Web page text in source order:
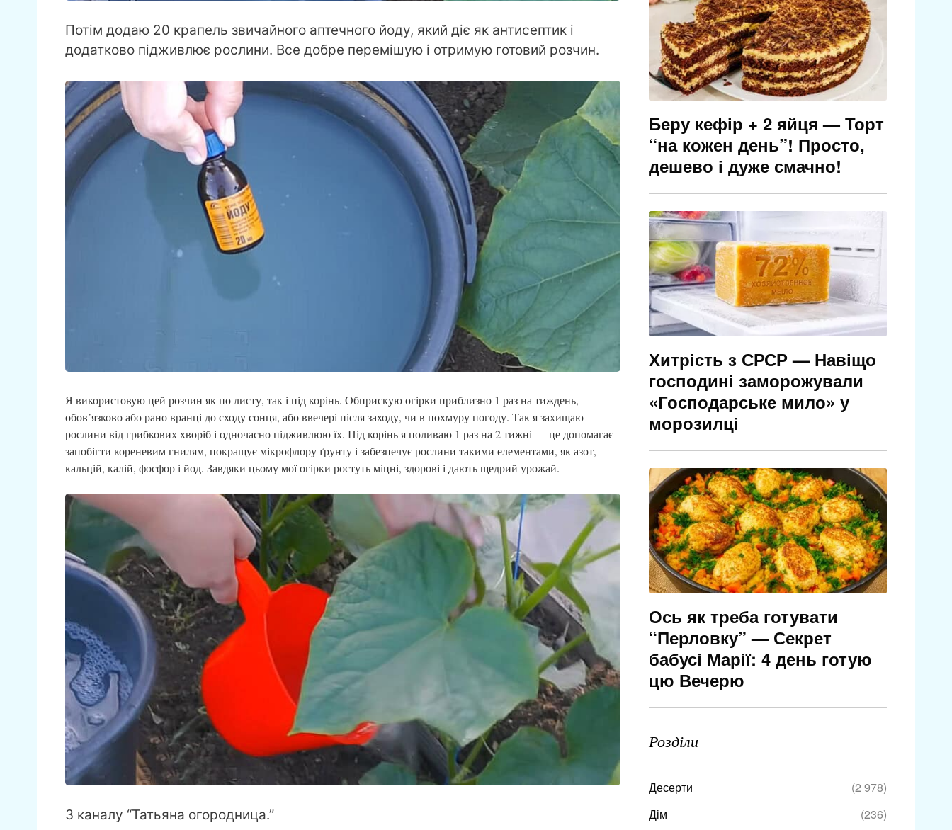
Потім додаю 20 крапель звичайного аптечного йоду, який діє як антисептик і
додатково підживлює рослини. Все добре перемішую і отримую готовий розчин.
Я використовую цей розчин як по листу, так і під корінь. Обприскую огірки приблизно 1 раз на тиждень,
обов’язково або рано вранці до сходу сонця, або ввечері після заходу, чи в похмуру погоду. Так я захищаю
рослини від грибкових хворіб і одночасно підживлюю їх. Під корінь я поливаю 1 раз на 2 тижні — це допомагає
запобігти кореневим гнилям, покращує мікрофлору ґрунту і забезпечує рослини такими елементами, як азот,
кальцій, калій, фосфор і йод. Завдяки цьому мої огірки ростуть міцні, здорові і дають щедрий урожай.
З каналу “Татьяна огородница.”
Беру кефір + 2 яйця — Торт
“на кожен день”! Просто,
дешево і дуже смачно!
Хитрість з СРСР — Навіщо
господині заморожували
«Господарське мило» у
морозилці
Ось як треба готувати
“Перловку” — Секрет
бабусі Марії: 4 день готую
цю Вечерю
Розділи
Десерти
(2 978)
Дім
(236)